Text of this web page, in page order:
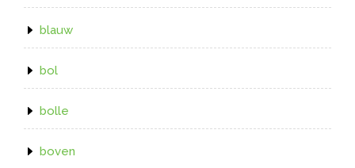
blauw
bol
bolle
boven